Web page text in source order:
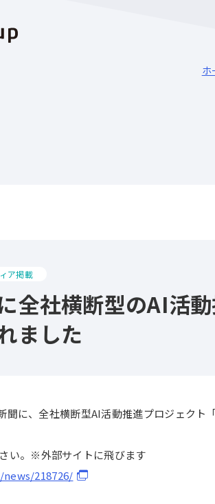
ホ
ア掲載
全社横断型のAI活
ました
聞に、全社横断型AI活動推進プロジェクト
い。※外部サイトに飛びます
218726/